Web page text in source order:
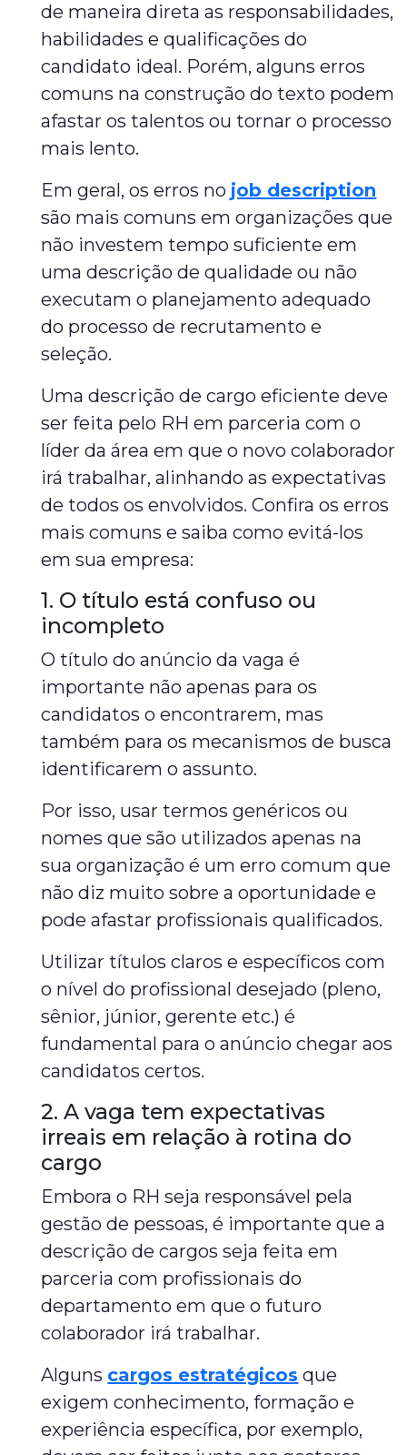
de maneira direta as responsabilidades,
habilidades e qualificações do
candidato ideal. Porém, alguns erros
comuns na construção do texto podem
afastar os talentos ou tornar o processo
mais lento.
Em geral, os erros no job description
são mais comuns em organizações que
não investem tempo suficiente em
uma descrição de qualidade ou não
executam o planejamento adequado
do processo de recrutamento e
seleção.
Uma descrição de cargo eficiente deve
ser feita pelo RH em parceria com o
líder da área em que o novo colaborador
irá trabalhar, alinhando as expectativas
de todos os envolvidos. Confira os erros
mais comuns e saiba como evitá-los
em sua empresa:
1. O título está confuso ou
incompleto
O título do anúncio da vaga é
importante não apenas para os
candidatos o encontrarem, mas
também para os mecanismos de busca
identificarem o assunto.
Por isso, usar termos genéricos ou
nomes que são utilizados apenas na
sua organização é um erro comum que
não diz muito sobre a oportunidade e
pode afastar profissionais qualificados.
Utilizar títulos claros e específicos com
o nível do profissional desejado (pleno,
sênior, júnior, gerente etc.) é
fundamental para o anúncio chegar aos
candidatos certos.
2. A vaga tem expectativas
irreais em relação à rotina do
cargo
Embora o RH seja responsável pela
gestão de pessoas, é importante que a
descrição de cargos seja feita em
parceria com profissionais do
departamento em que o futuro
colaborador irá trabalhar.
Alguns cargos estratégicos que
exigem conhecimento, formação e
experiência específica, por exemplo,